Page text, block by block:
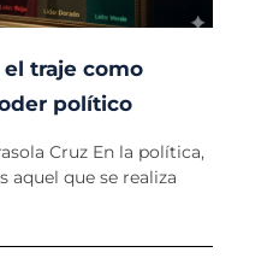
el traje como
político
Cruz En la política,
aquel que se realiza